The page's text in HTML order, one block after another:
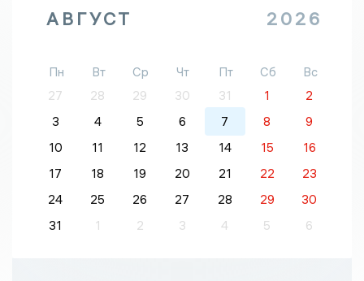
АВГУСТ 2026
Пн Вт Ср Чт Пт Сб
Вс
27
28 29 30 31 1
2
3
4 5 6 7 8
9
10
11 12 13 14 15
16
17
18 19 20 21 22
23
24
25 26 27 28 29
30
31
1 2 3 4 5 6